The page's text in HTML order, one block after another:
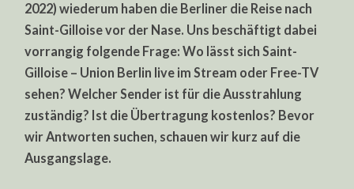
2022) wiederum haben die Berliner die Reise nach
Saint-Gilloise vor der Nase. Uns beschäftigt dabei
vorrangig folgende Frage: Wo lässt sich Saint-
Gilloise – Union Berlin live im Stream oder Free-TV
sehen? Welcher Sender ist für die Ausstrahlung
zuständig? Ist die Übertragung kostenlos? Bevor
wir Antworten suchen, schauen wir kurz auf die
Ausgangslage.